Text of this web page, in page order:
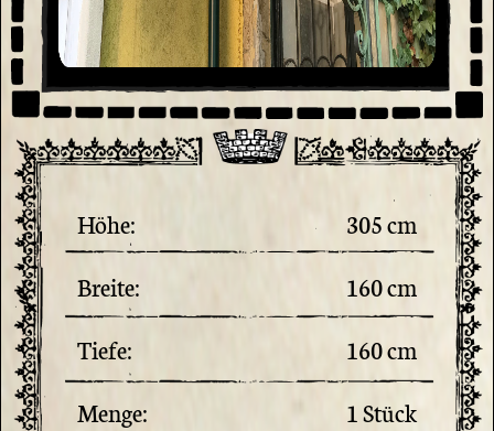
Höhe:
305 cm
Breite:
160 cm
Tiefe:
160 cm
Menge:
1 Stück